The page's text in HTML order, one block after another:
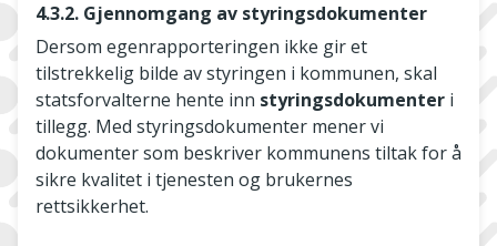
4.3.2. Gjennomgang av styringsdokumenter
Dersom egenrapporteringen ikke gir et
tilstrekkelig bilde av styringen i kommunen, skal
statsforvalterne hente inn styringsdokumenter i
tillegg. Med styringsdokumenter mener vi
dokumenter som beskriver kommunens tiltak for å
sikre kvalitet i tjenesten og brukernes
rettsikkerhet.